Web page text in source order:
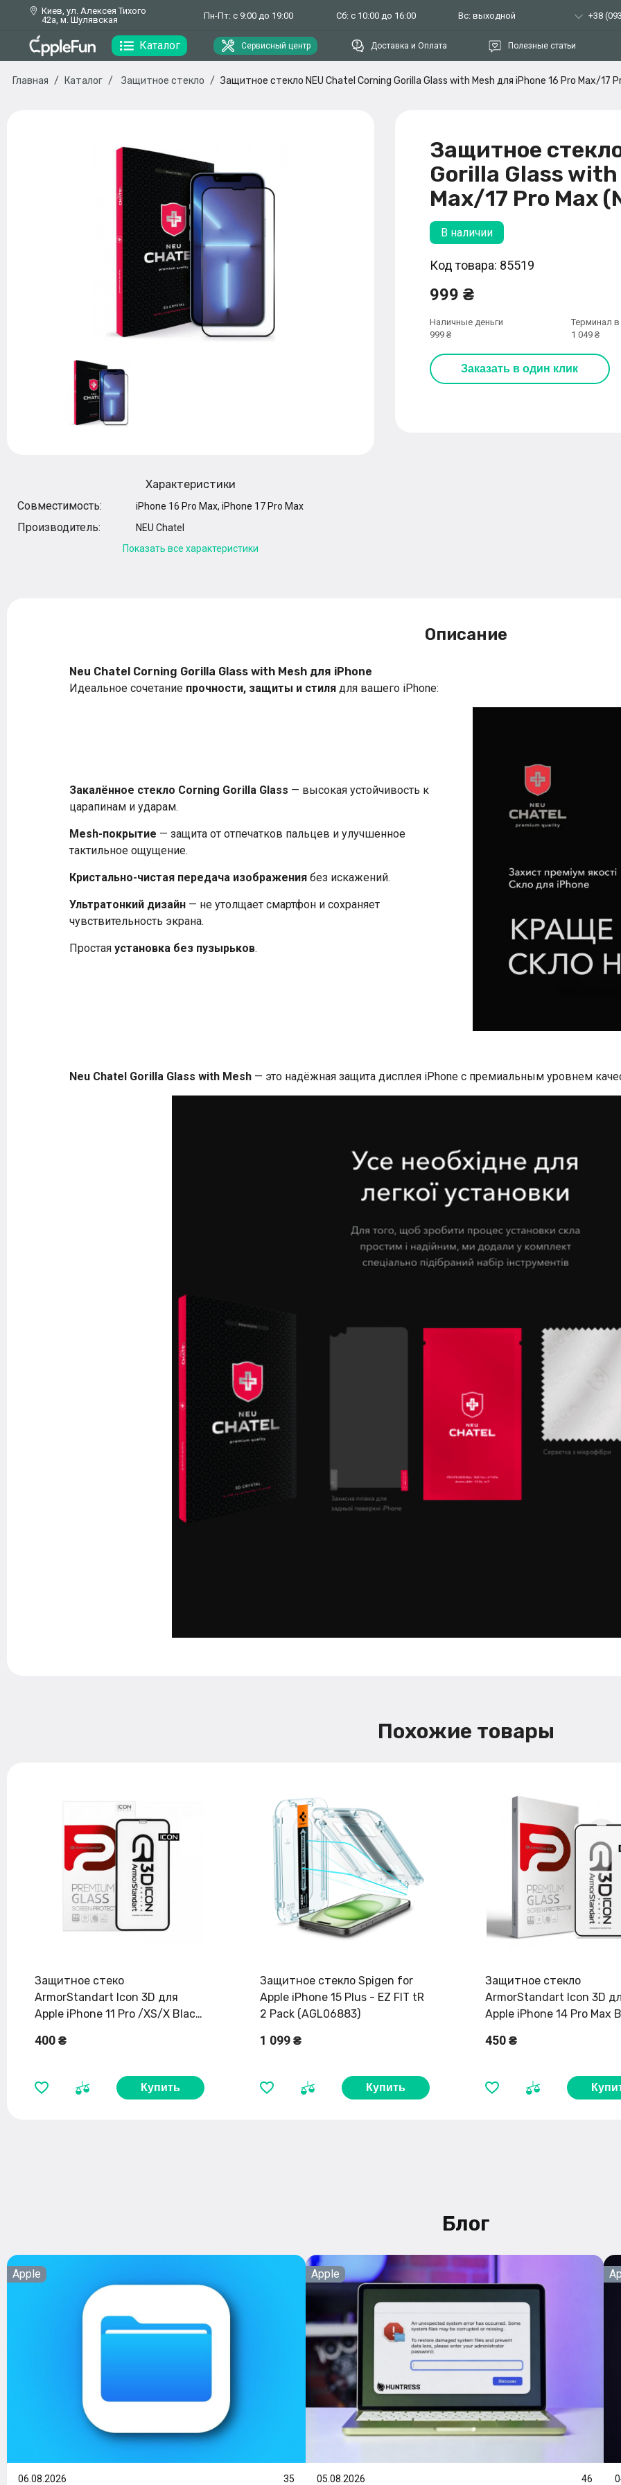
Киев, ул. Алексея Тихого
42а, м. Шулявская
Пн-Пт: с 9:00 до 19:00 Сб: с 10:00 до 16:00 Вс: выходной +38
Каталог Сервисный центр Доставка и Оплата Полезные статьи
Главная Каталог Защитное стекло Защитное стекло NEU Chatel Corning Gorilla Glass with Mesh для iPhone 16 Pro Max/17
Защитное
Gorilla Glass
Max/17 Pro Max
В наличии
Код товара: 85519
999 ₴
Наличные деньги
999 ₴
Терминал в
1 049 ₴
Заказать в один клик
Характеристики
Совместимость:
iPhone 16 Pro Max, iPhone 17 Pro Max
Производитель:
NEU Chatel
Показать все характеристики
Описание
Neu Chatel Corning Gorilla Glass with Mesh для iPhone
Идеальное сочетание прочности, защиты и стиля для вашего iPhone:
Закалённое стекло Corning Gorilla Glass — высокая устойчивость к
царапинам и ударам.
Mesh-покрытие — защита от отпечатков пальцев и улучшенное
тактильное ощущение.
Кристально-чистая передача изображения без искажений.
Ультратонкий дизайн — не утолщает смартфон и сохраняет
чувствительность экрана.
Простая установка без пузырьков.
Neu Chatel Gorilla Glass with Mesh — это надёжная защита дисплея iPhone с премиальным уровнем
Похожие товары
Защитное стеко
ArmorStandart Icon 3D для
Apple iPhone 11 Pro /XS/X Black
400 ₴
Купить
Защитное стекло Spigen for
Apple iPhone 15 Plus - EZ FIT tR
2 Pack (AGL06883)
1 099 ₴
Купить
Защитное стекло
ArmorStandart Icon 3D
Apple iPhone 14 Pro Max
450 ₴
Блог
Apple
06.08.2026 35
Apple
05.08.2026 46